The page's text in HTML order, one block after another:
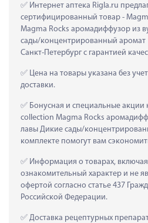
Интернет аптека Rigla.ru
сертифицированный товар -
Magma Rocks аромадиффузор из
сады/концентрированный аромат
Санкт-Петербург с гарантией
Цена на товары указана без
доставки.
Бонусная и специальные акции
collection Magma Rocks
лавы Дикие сады/
комплекте помогут вам
Информация о товарах,
ознакомительный характер и не
офертой согласно статье 437
Российской Федерации.
Доставка рецептурных